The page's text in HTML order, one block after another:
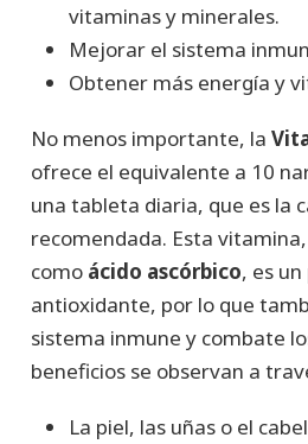
vitaminas y minerales.
Mejorar el sistema
Obtener más energía y
No menos importante, la
ofrece el equivalente a 10
una tableta diaria, que es la
recomendada. Esta
como ácido ascórbico, es
antioxidante, por lo que
sistema inmune y combate
beneficios se observan a
La piel, las uñas o el